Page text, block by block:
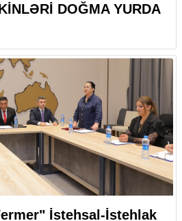
DOĞMA YURDA
İstehsal-İstehlak